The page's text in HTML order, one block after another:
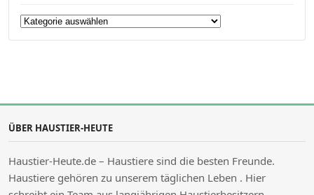
Alle Themen
ÜBER HAUSTIER-HEUTE
Haustier-Heute.de – Haustiere sind die besten Freunde.
Haustiere gehören zu unserem täglichen Leben . Hier